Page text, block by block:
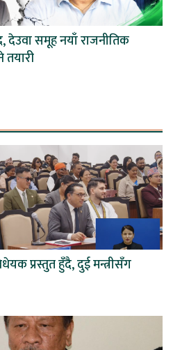
देउवा समूह नयाँ राजनीतिक
तयारी
प्रस्तुत हुँदै, दुई मन्त्रीसँग